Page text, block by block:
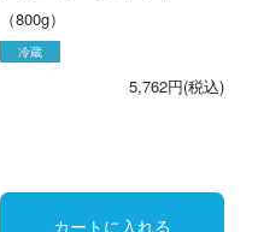
（800g）
冷蔵
5,762円(税込)
カートに入れる